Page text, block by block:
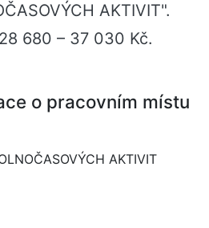
AKTIVIT".
680 – 37 030 Kč.
o pracovním místu
AKTIVIT